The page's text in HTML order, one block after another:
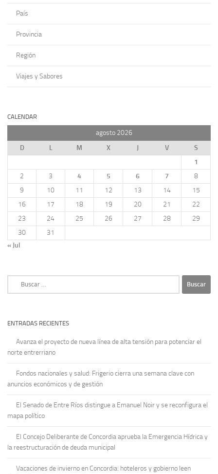
País
Provincia
Región
Viajes y Sabores
CALENDAR
agosto 2026
D
L M X J V
S
1
2
3 4 5 6 7
8
9
10 11 12 13 14
15
16
17 18 19 20 21
22
23
24 25 26 27 28
29
30
31
« Jul
ENTRADAS RECIENTES
Avanza el proyecto de nueva línea de alta tensión para potenciar el
norte entrerriano
Fondos nacionales y salud: Frigerio cierra una semana clave con
anuncios económicos y de gestión
El Senado de Entre Ríos distingue a Emanuel Noir y se reconfigura el
mapa político
El Concejo Deliberante de Concordia aprueba la Emergencia Hídrica y
la reestructuración de deuda municipal
Vacaciones de invierno en Concordia: hoteleros y gobierno leen